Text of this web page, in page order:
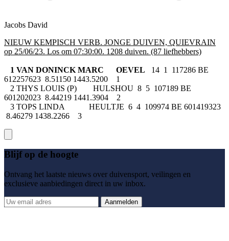
Jacobs David
NIEUW KEMPISCH VERB. JONGE DUIVEN, QUIEVRAIN
op 25/06/23. Los om 07:30:00. 1208 duiven. (87 liefhebbers)
1 VAN DONINCK MARC OEVEL 14 1 117286 BE
612257623 8.51150 1443.5200 1
2 THYS LOUIS (P) HULSHOU 8 5 107189 BE
601202023 8.44219 1441.3904 2
3 TOPS LINDA HEULTJE 6 4 109974 BE 601419323
8.46279 1438.2266 3
Blijf op de hoogte
Ontvang het laatste nieuws over duivensport, veilingen en
exclusieve aanbiedingen direct in uw inbox.
Aanmelden